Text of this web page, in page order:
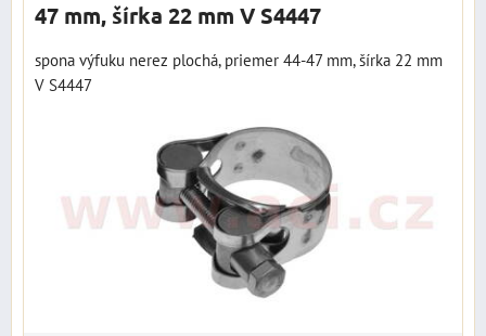
47 mm, šírka 22 mm V S4447
spona výfuku nerez plochá, priemer 44-47 mm, šírka 22 mm
V S4447